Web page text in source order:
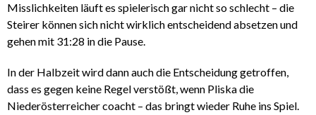
Misslichkeiten läuft es spielerisch gar nicht so schlecht – die
Steirer können sich nicht wirklich entscheidend absetzen und
gehen mit 31:28 in die Pause.
In der Halbzeit wird dann auch die Entscheidung getroffen,
dass es gegen keine Regel verstößt, wenn Pliska die
Niederösterreicher coacht – das bringt wieder Ruhe ins Spiel.